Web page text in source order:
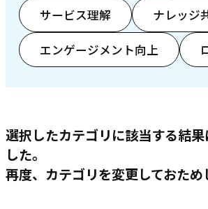
サービス理解 ナレッジ
エンゲージメント向上
選択したカテゴリに該当する結
した。
再度、カテゴリを変更しておため